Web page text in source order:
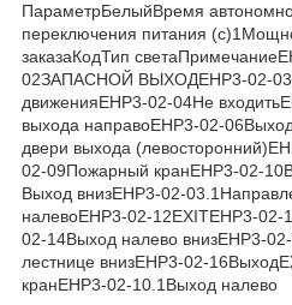
ПараметрБелыйВремя
переключения питания (с)
заказаКодТип
02ЗАПАСНОЙ ВЫХОДEHP3-02-03
движенияEHP3-02-04Не
выхода направоEHP3-02-06
двери выхода
02-09Пожарный кранEHP3-02-10
Выход внизEHP3-02-03.1
налевоEHP3-02-12EXITEHP3-02-
02-14Выход налево внизEHP3-
лестнице внизEHP3-02-16
кранEHP3-02-10.1 Выход налево